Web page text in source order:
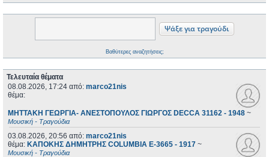
Βαθύτερες αναζητήσεις;
Τελευταία θέματα
08.08.2026, 17:24 από: marco21nis
θέμα:
ΜΗΤΤΑΚΗ ΓΕΩΡΓΙΑ- ΑΝΕΣΤΟΠΟΥΛΟΣ ΓΙΩΡΓΟΣ DECCA 31162 - 1948 ~
Μουσική - Τραγούδια
03.08.2026, 20:56 από: marco21nis
θέμα: ΚΑΠΟΚΗΣ ΔΗΜΗΤΡΗΣ COLUMBIA E-3665 - 1917 ~
Μουσική - Τραγούδια